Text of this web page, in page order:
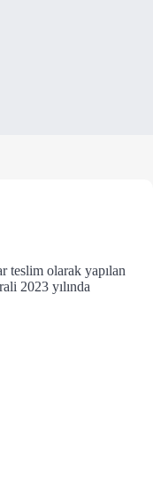
teslim olarak yapılan
2023 yılında